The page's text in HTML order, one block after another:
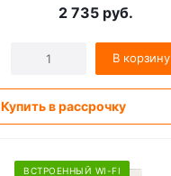
2 735 руб.
В корзину
Купить в рассрочку
ВСТРОЕННЫЙ WI-FI